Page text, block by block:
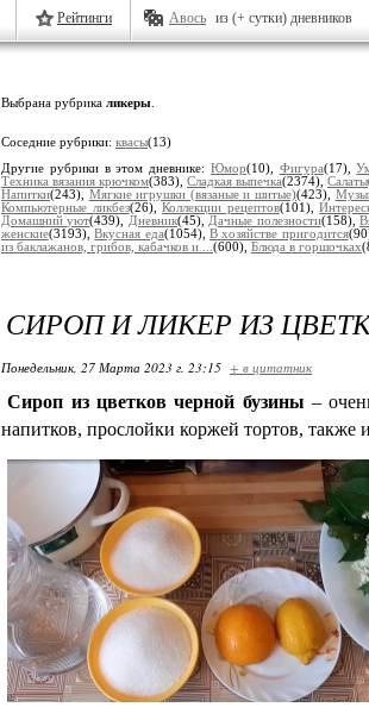
Рейтинги Авось из (+ сутки) дневников
Выбрана рубрика ликеры
Соседние рубрики: квасы(13)
Другие рубрики в этом дневнике: Юмор(10), Фигура(17),
Техника вязания крючком(383), Сладкая выпечка(2374), Салаты
Напитки(243), Мягкие игрушки (вязаные и шитые)(423),
Компьютерные ликбез(26),Коллекции рецептов(101),
Домашний уют(439), Дневник(45), Дачные полезности(158),
женские(3193),Вкусная еда(1054), В хозяйстве пригодится
из баклажанов, грибов, кабачков и ... (600), Блюда в горшочках
СИРОП И ЛИКЕР ИЗ
Понедельник, 27 Марта 2023 г. 23:15 + в цитатник
Сироп из цветков черной бузины –
напитков, прослойки коржей тортов, также